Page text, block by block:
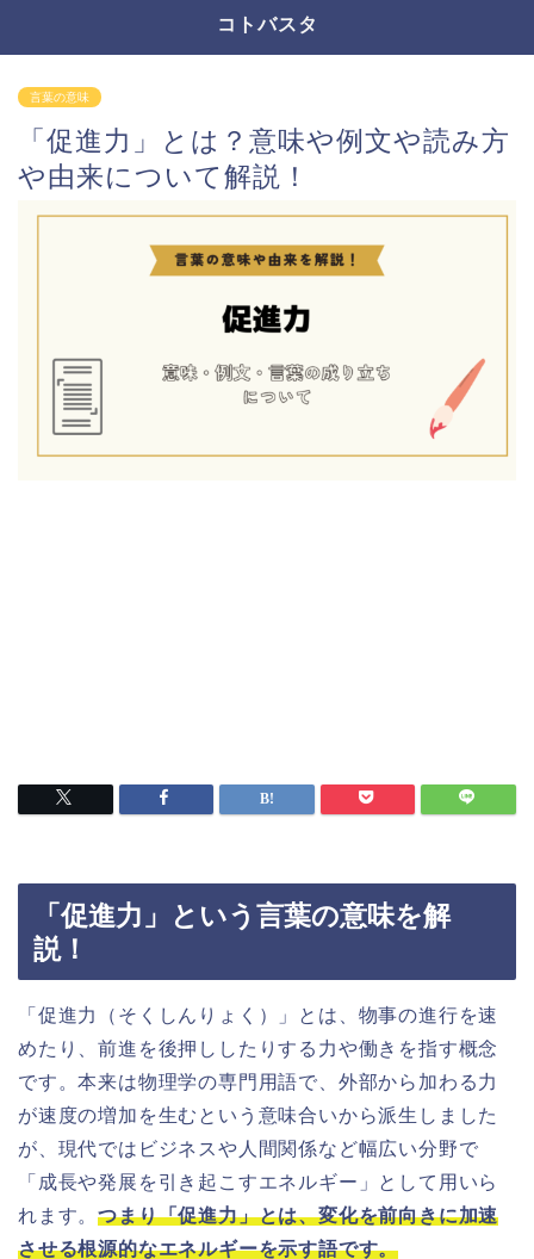
コトバスタ
言葉の意味
「促進力」とは？意味や例文や読み方
や由来について解説！
「促進力」という言葉の意味を解
説！
「促進力（そくしんりょく）」とは、物事の進行を速
めたり、前進を後押ししたりする力や働きを指す概念
です。本来は物理学の専門用語で、外部から加わる力
が速度の増加を生むという意味合いから派生しました
が、現代ではビジネスや人間関係など幅広い分野で
「成長や発展を引き起こすエネルギー」として用いら
れます。つまり「促進力」とは、変化を前向きに加速
させる根源的なエネルギーを示す語です。